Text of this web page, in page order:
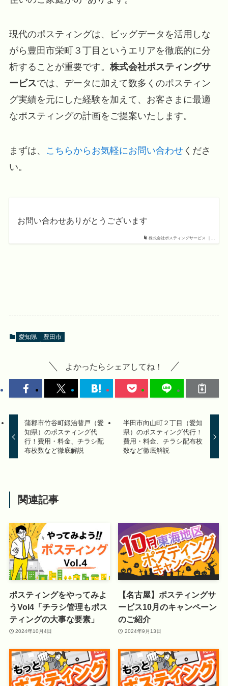
現代のポスティングは、ビッグデータを活用しな
がら豊田市栄町３丁目というエリアを徹底的に分
析することが重要です。 株式会社ポスティングサ
ービスでは、データに加えて数多くのポスティン
グ実績を元にした経験を加えて、お客さまに最適
なポスティングの計画をご提案いたします。
まずは、 こちらからお気軽にお問い合わせくださ
い。
株式会社ポスティングサービス ｜...
お問い合わせありがとうございます
愛知県 豊田市
よかったらシェアしてね！
蒲郡市竹谷町鍛治替戸（愛
知県）のポスティング代
行！費用・料金、チラシ配
布枚数など徹底解説
半田市向山町２丁目（愛知
県）のポスティング代行！
費用・料金、チラシ配布枚
数など徹底解説
関連記事
ポスティングをやってみよ
うVol4「チラシ管理もポス
ティングの大事な要素」
2024年10月4日
【名古屋】ポスティングサ
ービス10月のキャンペーン
のご紹介
2024年9月13日